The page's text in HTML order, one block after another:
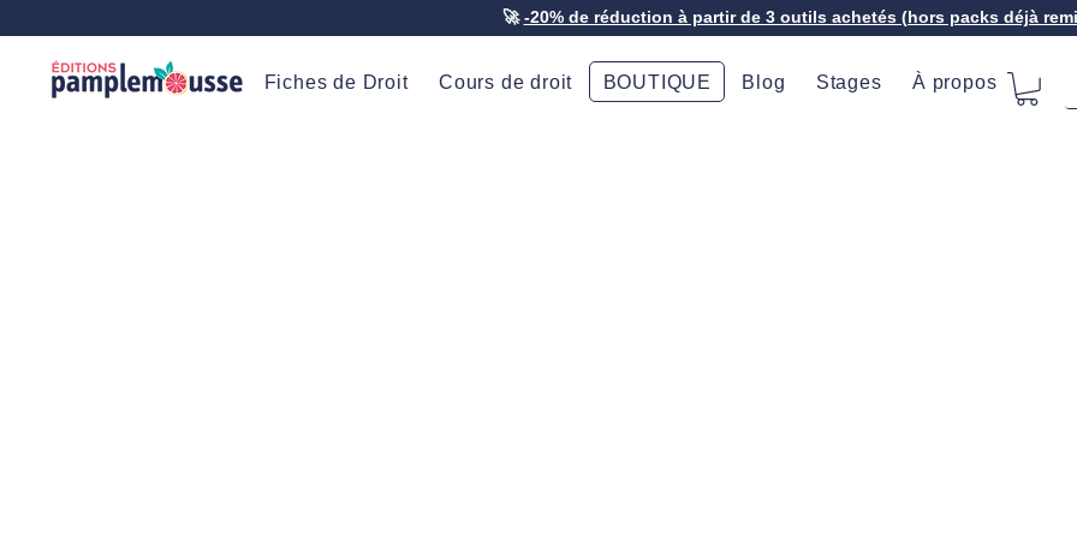
🚀-20% de réduction à partir de 3 outils achetés (hors packs déjà
Fiches de Droit Cours de droit BOUTIQUE Blog Stages À propos